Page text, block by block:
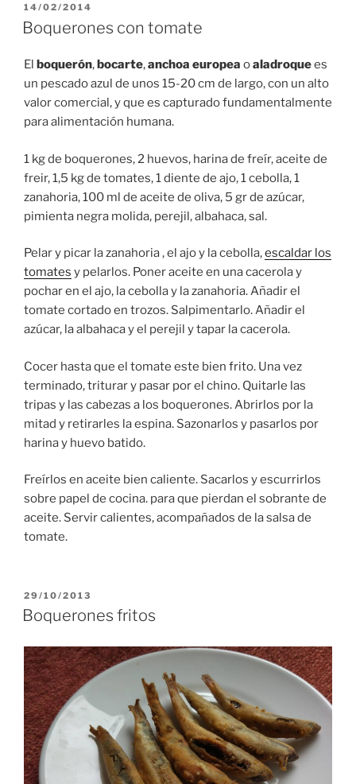
PUBLICADO
EL
14/02/2014
Boquerones con tomate
El boquerón,bocarte,anchoa europea oaladroquees
un pescado azul de unos 15-20 cm de largo, con un alto
valor comercial, y que es capturado fundamentalmente
para alimentación humana.
1 kg de boquerones, 2 huevos, harina de freír, aceite de
freir, 1,5 kg de tomates, 1 diente de ajo, 1 cebolla, 1
zanahoria, 100 ml de aceite de oliva, 5 gr de azúcar,
pimienta negra molida, perejil, albahaca, sal.
Pelar y picar la zanahoria , el ajo y la cebolla,escaldar los
tomates y pelarlos. Poner aceite en una cacerola y
pochar en el ajo, la cebolla y la zanahoria. Añadir el
tomate cortado en trozos. Salpimentarlo. Añadir el
azúcar, la albahaca y el perejil y tapar la cacerola.
Cocer hasta que el tomate este bien frito. Una vez
terminado, triturar y pasar por el chino. Quitarle las
tripas y las cabezas a los boquerones. Abrirlos por la
mitad y retirarles la espina. Sazonarlos y pasarlos por
harina y huevo batido.
Freírlos en aceite bien caliente. Sacarlos y escurrirlos
sobre papel de cocina. para que pierdan el sobrante de
aceite. Servir calientes, acompañados de la salsa de
tomate.
PUBLICADO
EL
29/10/2013
Boquerones fritos